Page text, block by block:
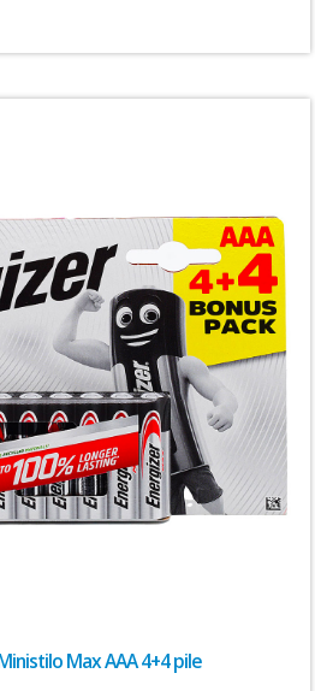
Max AAA 4+4 pile